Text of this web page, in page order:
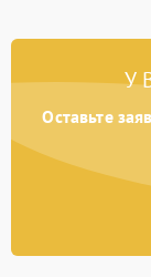
У
Оставьте